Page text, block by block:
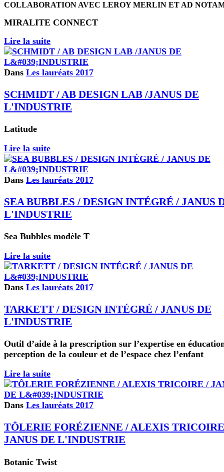
COLLABORATION AVEC LEROY MERLIN ET AD
MIRALITE CONNECT
Lire la suite
Dans Les lauréats 2017
SCHMIDT / AB DESIGN LAB /JANUS DE
L'INDUSTRIE
Latitude
Lire la suite
Dans Les lauréats 2017
SEA BUBBLES / DESIGN INTÉGRÉ / JANUS
L'INDUSTRIE
Sea Bubbles modèle T
Lire la suite
Dans Les lauréats 2017
TARKETT / DESIGN INTÉGRÉ / JANUS DE
L'INDUSTRIE
Outil d’aide à la prescription sur l’expertise en
perception de la couleur et de l’espace chez l’enfant
Lire la suite
Dans Les lauréats 2017
TÔLERIE FORÉZIENNE / ALEXIS
JANUS DE L'INDUSTRIE
Botanic Twist